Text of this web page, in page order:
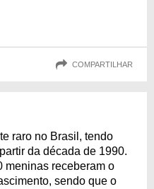
COMPARTILHAR
raro no Brasil, tendo
da década de 1990.
meninas receberam o
sendo que o